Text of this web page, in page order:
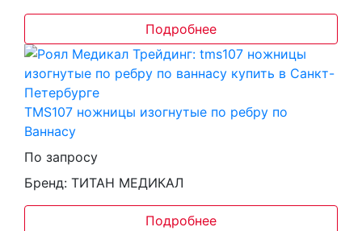
Подробнее
TMS107 ножницы изогнутые по ребру по
Ваннасу
По запросу
Бренд: ТИТАН МЕДИКАЛ
Подробнее